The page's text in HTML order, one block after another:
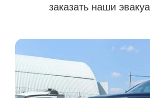
заказать наши